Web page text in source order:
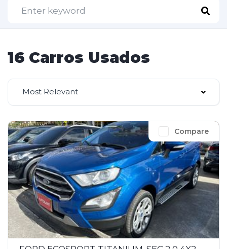
16 Carros Usados
Most Relevant
Compare